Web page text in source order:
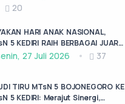
20
HARI ANAK NASIONAL,
5 KEDIRI RAIH BERBAGAI JUARA
ANAK SHOLEH
27 Juli 2026 37
TIRU MTsN 5 BOJONEGORO KE
5 KEDIRI: Merajut Sinergi,